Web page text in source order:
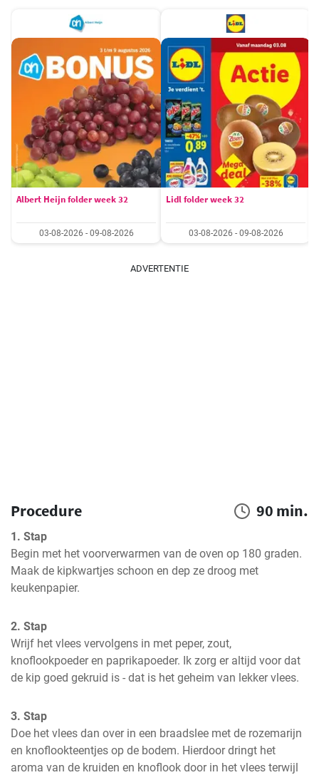
Albert Heijn folder week 32
03-08-2026 - 09-08-2026
Lidl folder week 32
03-08-2026 - 09-08-2026
ADVERTENTIE
Procedure 90 min.
1. Stap
Begin met het voorverwarmen van de oven op 180 graden.
Maak de kipkwartjes schoon en dep ze droog met
keukenpapier.
2. Stap
Wrijf het vlees vervolgens in met peper, zout,
knoflookpoeder en paprikapoeder. Ik zorg er altijd voor dat
de kip goed gekruid is - dat is het geheim van lekker vlees.
3. Stap
Doe het vlees dan over in een braadslee met de rozemarijn
en knoflookteentjes op de bodem. Hierdoor dringt het
aroma van de kruiden en knoflook door in het vlees terwijl